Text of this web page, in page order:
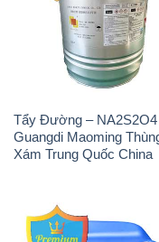
Tẩy Đường – NA2S2O4
Guangdi Maoming Thùng
Xám Trung Quốc China